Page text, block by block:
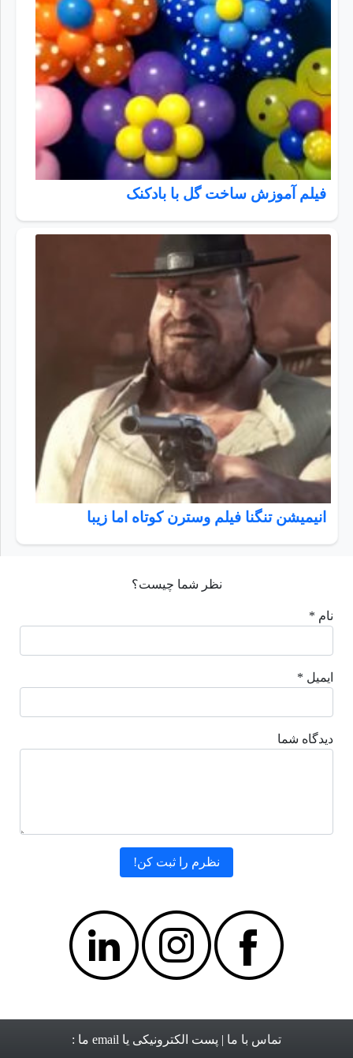
فیلم آموزش ساخت گل با بادکنک
انیمیشن تنگنا فیلم وسترن کوتاه اما زیبا
نظر شما چیست؟
نام *
ایمیل *
دیدگاه شما
تماس با ما | پست الکترونیکی یا email ما :